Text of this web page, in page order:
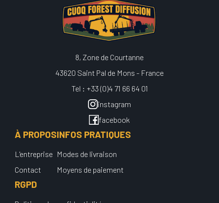
8, Zone de Courtanne
43620 Saint Pal de Mons - France
Tel : +33 (0)4 71 66 64 01
instagram
facebook
À PROPOS
L'entreprise
Contact
INFOS PRATIQUES
Modes de livraison
Moyens de paiement
RGPD